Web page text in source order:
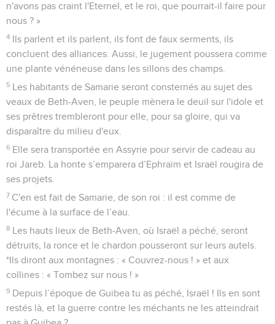
n'avons pas craint l'Eternel, et le roi, que pourrait-il faire pour
nous ? »
4 Ils parlent et ils parlent, ils font de faux serments, ils
concluent des alliances. Aussi, le jugement poussera comme
une plante vénéneuse dans les sillons des champs.
5 Les habitants de Samarie seront consternés au sujet des
veaux de Beth-Aven, le peuple mènera le deuil sur l'idole et
ses prêtres trembleront pour elle, pour sa gloire, qui va
disparaître du milieu d'eux.
6 Elle sera transportée en Assyrie pour servir de cadeau au
roi Jareb. La honte s’emparera d’Ephraïm et Israël rougira de
ses projets.
7 C'en est fait de Samarie, de son roi : il est comme de
l'écume à la surface de l’eau.
8 Les hauts lieux de Beth-Aven, où Israël a péché, seront
détruits, la ronce et le chardon pousseront sur leurs autels.
*Ils diront aux montagnes : « Couvrez-nous ! » et aux
collines : « Tombez sur nous ! »
9 Depuis l’époque de Guibea tu as péché, Israël ! Ils en sont
restés là, et la guerre contre les méchants ne les atteindrait